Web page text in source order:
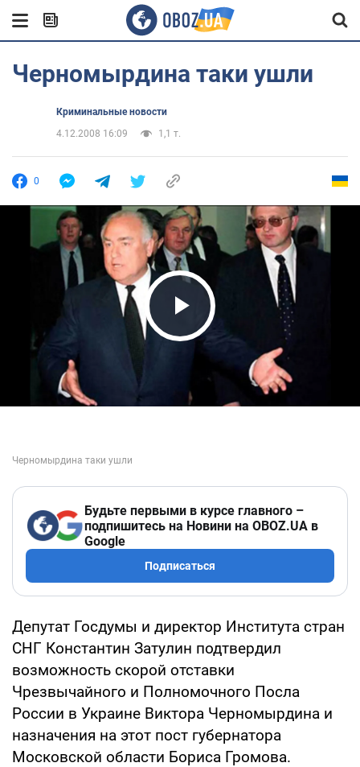
Черномырдина таки ушли
Криминальные новости
4.12.2008 16:09
1,1 т.
0
Play Video
Будьте первыми в курсе главного –
подпишитесь на Новини на OBOZ.UA в
Google
Подписаться
Депутат Госдумы и директор Института стран
СНГ Константин Затулин подтвердил
возможность скорой отставки
Чрезвычайного и Полномочного Посла
России в Украине Виктора Черномырдина и
назначения на этот пост губернатора
Московской области Бориса Громова.